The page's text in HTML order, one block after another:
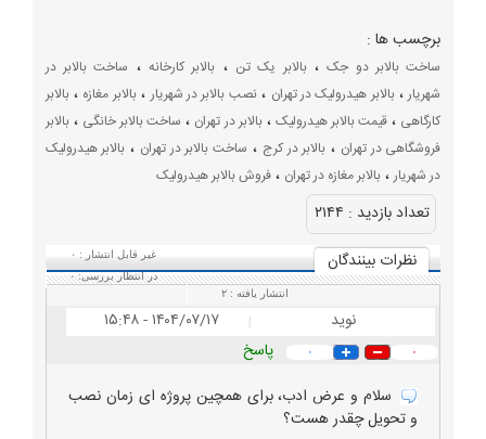
برچسب ها :
ساخت بالابر دو جک،بالابر یک تن ، بالابر کارخانه ، ساخت بالابر در
شهریار،بالابر هیدرولیک در تهران ،نصب بالابر در شهریار،بالابر مغازه ،بالابر
کارگاهی ، قیمت بالابر هیدرولیک ،بالابر در تهران ، ساخت بالابر خانگی ،بالابر
فروشگاهی در تهران ، بالابر در کرج ، ساخت بالابر در تهران ، بالابر هیدرولیک
در شهریار، بالابر مغازه در تهران ، فروش بالابر هیدرولیک
تعداد بازديد : ۲۱۴۴
نظرات بينندگان
غیر قابل انتشار : ۰
در انتظار بررسی:۰
انتشار یافته :۲
نوید ۱۴۰۴/۰۷/۱۷ - ۱۵:۴۸
۰ ۰
پاسخ
سلام و عرض ادب، برای همچین پروژه ای زمان نصب
و تحویل چقدر هست؟